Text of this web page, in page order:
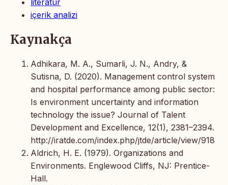
içerik analizi
Kaynakça
Adhikara, M. A., Sumarli, J. N., Andry, &
Sutisna, D. (2020). Management control system
and hospital performance among public sector:
Is environment uncertainty and information
technology the issue? Journal of Talent
Development and Excellence, 12(1), 2381–2394.
http://iratde.com/index.php/jtde/article/view/918
Aldrich, H. E. (1979). Organizations and
Environments. Englewood Cliffs, NJ: Prentice-
Hall.